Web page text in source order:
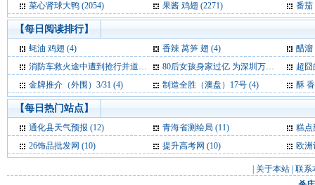
菜心肾球大鸭 (2054)
果酱 鸡翅 (2271) 番茄
【每日阅读排行】
蚝油 鸡翅 (4) 香辣 莴笋 翅 (4)
醋溜
消防车救火途中遭到抢行并道 网友大呼“震惊” (4)
80后女孩身家过亿 为深圳万润科技“三当家” (4)
超囧
金牌推介（外围）3/31 (4)
制造全胜（澳盘）17号 (4) 酥
【每日热门站点】
通化县天气预报 (12) 青海省测绘局 (11)
糕点
26饰品批发网 (10) 提升高考网 (10) 欧洲
关于本站 联系